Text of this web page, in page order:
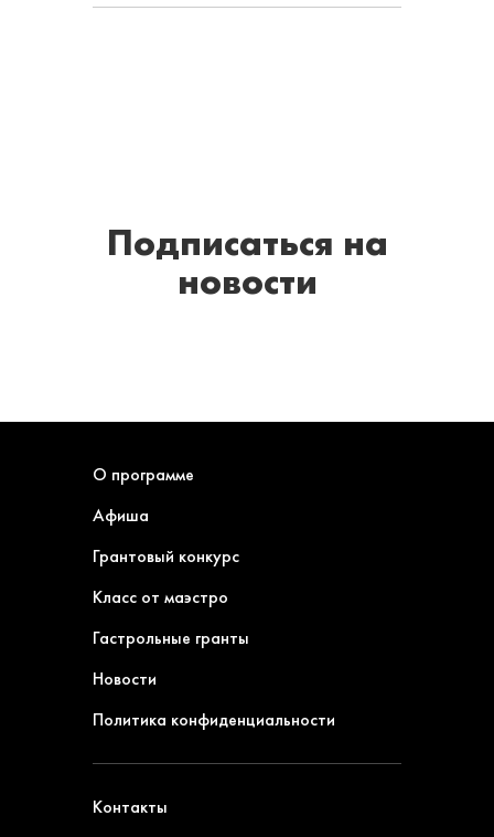
Подписаться на
новости
О программе
Афиша
Грантовый конкурс
Класс от маэстро
Гастрольные гранты
Новости
Политика конфиденциальности
Контакты